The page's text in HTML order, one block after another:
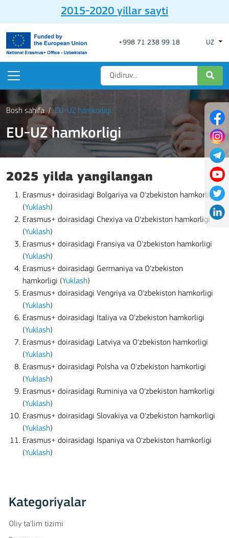
2015-2020 yillar sayti
+998 71 238 99 18 UZ
Bosh sahifa EU-UZ hamkorligi
EU-UZ hamkorligi
2025 yilda yangilangan
Erasmus+ doirasidagi Bolgariya va O‘zbekiston hamkorligi
(Yuklash)
Erasmus+ doirasidagi Chexiya va O‘zbekiston hamkorligi
(Yuklash)
Erasmus+ doirasidagi Fransiya va O'zbekiston hamkorligi
(Yuklash)
Erasmus+ doirasidagi Germaniya va O‘zbekiston
hamkorligi (Yuklash)
Erasmus+ doirasidagi Vengriya va O‘zbekiston hamkorligi
(Yuklash)
Erasmus+ doirasidagi Italiya va O‘zbekiston hamkorligi
(Yuklash)
Erasmus+ doirasidagi Latviya va O‘zbekiston hamkorligi
(Yuklash)
Erasmus+ doirasidagi Polsha va O'zbekiston hamkorligi
(Yuklash)
Erasmus+ doirasidagi Ruminiya va O‘zbekiston hamkorligi
(Yuklash)
Erasmus+ doirasidagi Slovakiya va O‘zbekiston hamkorligi
(Yuklash)
Erasmus+ doirasidagi Ispaniya va O‘zbekiston hamkorligi
(Yuklash)
Kategoriyalar
Oliy ta'lim tizimi